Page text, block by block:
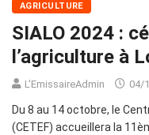
AGRICULTURE
SIALO 2024 :
l’agriculture à
L'EmissaireAdmin 04/
Du 8 au 14 octobre, le
(CETEF) accueillera la